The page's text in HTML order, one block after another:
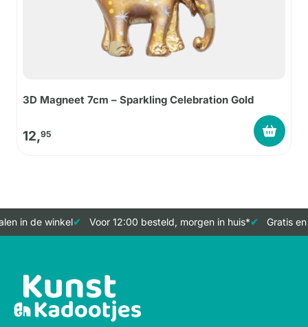
3D Magneet 7cm – Sparkling Celebration Gold
12,95
in de winkel Voor 12:00 besteld, morgen in huis* Gratis